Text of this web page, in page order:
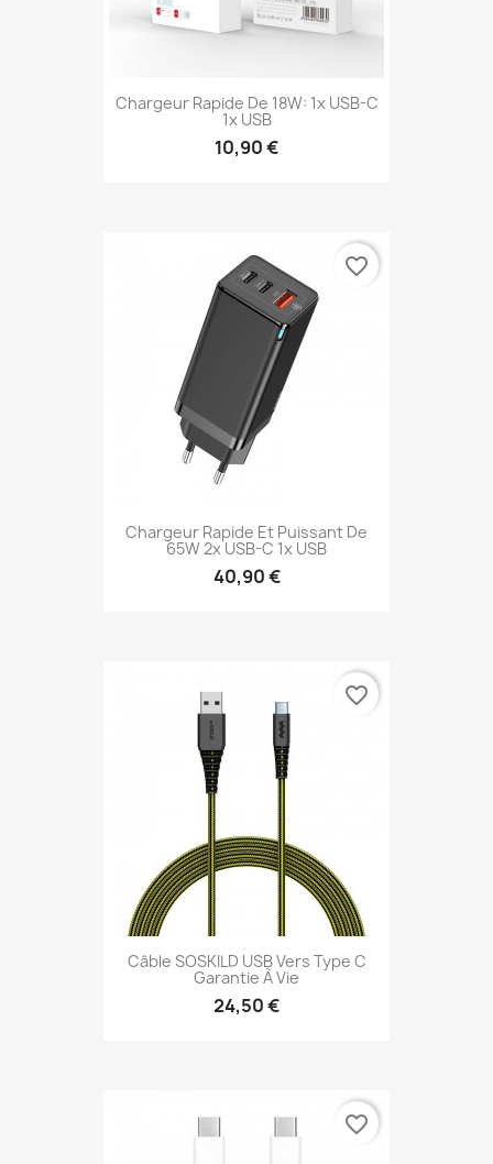
Chargeur Rapide De 18W: 1x USB-C
1x USB
10,90 €
Chargeur Rapide Et Puissant De
65W 2x USB-C 1x USB
40,90 €
favorite_border
Câble SOSKILD USB Vers Type C
Garantie À Vie
24,50 €
favorite_border
favorite_border